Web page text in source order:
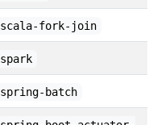
scala-fork-join
spark
spring-batch